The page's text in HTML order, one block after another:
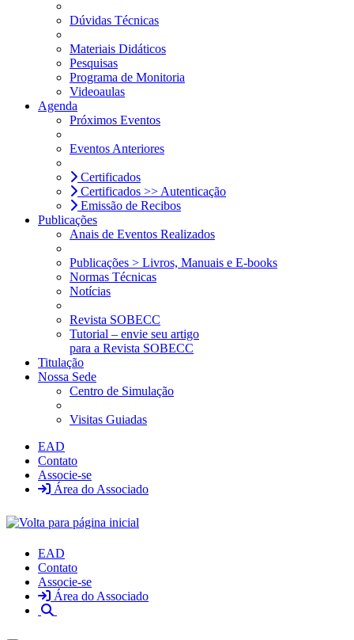
Dúvidas Técnicas
Materiais Didáticos
Pesquisas
Programa de Monitoria
Videoaulas
Agenda
Próximos Eventos
Eventos Anteriores
Certificados
Certificados >> Autenticação
Emissão de Recibos
Publicações
Anais de Eventos Realizados
Publicações > Livros, Manuais e E-books
Normas Técnicas
Notícias
Revista SOBECC
Tutorial – envie seu artigo
para a Revista SOBECC
Titulação
Nossa Sede
Centro de Simulação
Visitas Guiadas
EAD
Contato
Associe-se
Área do Associado
EAD
Contato
Associe-se
Área do Associado